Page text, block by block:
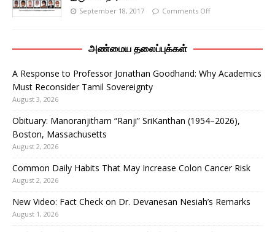
September 18, 2017 Comments Off
அண்மைய தலைப்புக்கள்
A Response to Professor Jonathan Goodhand: Why Academics
Must Reconsider Tamil Sovereignty
August 3, 2026
Obituary: Manoranjitham “Ranji” SriKanthan (1954–2026),
Boston, Massachusetts
August 2, 2026
Common Daily Habits That May Increase Colon Cancer Risk
August 2, 2026
New Video: Fact Check on Dr. Devanesan Nesiah’s Remarks
August 1, 2026